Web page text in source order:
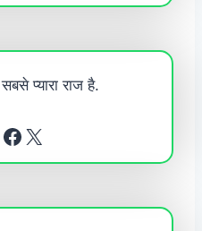
प्यारा राज है.
Facebook X